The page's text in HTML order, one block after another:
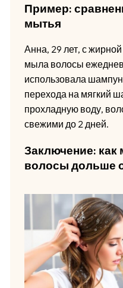
Пример:
мытья
Анна, 29 лет, с
мыла волосы
использовала
перехода на мягкий
прохладную воду,
свежими до 2 дней.
Заключение:
волосы дольше